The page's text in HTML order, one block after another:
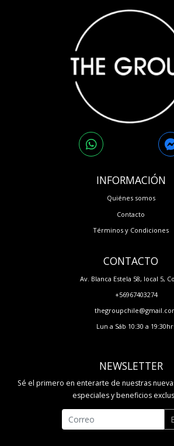
INFORMACIÓN
Quiénes somos
Contacto
Términos y Condiciones
CONTACTO
Av. Blanca Estela 58, local 5,
+56967403274
Lun a Sáb 10:30 a
NEWSLETTER
Sé el primero en enterarte de nuestras
especiales y beneficios